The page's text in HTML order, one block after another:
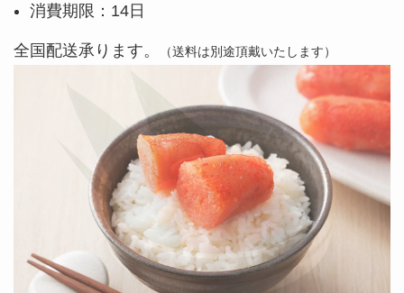
消費期限：14日
全国配送承ります。 （送料は別途頂戴いたします）